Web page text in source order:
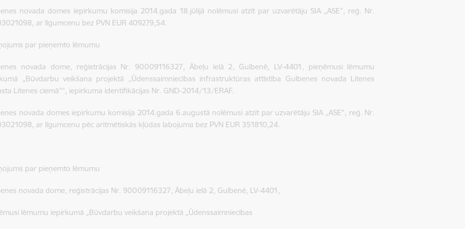
novada domes iepirkumu komisija 2014.gada 18.jūlijā nolēmusi atzīt par uzvarētāju SIA „ASE", reģ. Nr.
ar līgumcenu bez PVN EUR 409279,54.
par pieņemto lēmumu
novada dome, reģistrācijas Nr. 90009116327, Ābeļu ielā 2, Gulbenē, LV-4401, pieņēmusi lēmumu
„Būvdarbu veikšana projektā „Ūdenssaimniecības infrastruktūras attīstība Gulbenes novada Litenes
Litenes ciemā"", iepirkuma identifikācijas Nr. GND-2014/13/ERAF.
novada domes iepirkumu komisija 2014.gada 6.augustā nolēmusi atzīt par uzvarētāju SIA „ASE", reģ. Nr.
ar līgumcenu pēc aritmētiskās kļūdas labojuma bez PVN EUR 351810,24.
par pieņemto lēmumu
novada dome, reģistrācijas Nr. 90009116327, Ābeļu ielā 2, Gulbenē, LV-4401,
lēmumu iepirkumā „Būvdarbu veikšana projektā „Ūdenssaimniecības